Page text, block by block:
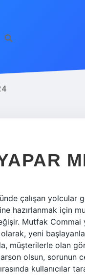
çalışan yolcular
hazırlanmak için
Mutfak
yeni
müşterilerle olan
olsun, sorunun
kullanıcılar